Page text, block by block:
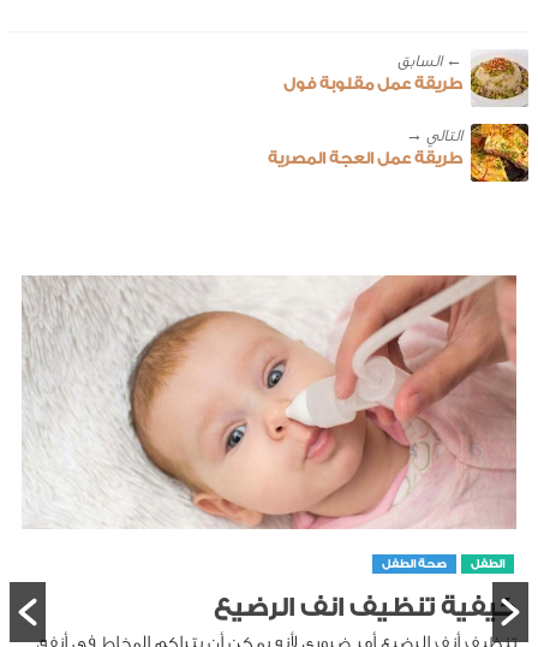
← ‎السابق
طريقة عمل مقلوبة فول
طريقة عمل العجة المصرية
الطفل صحة الطفل